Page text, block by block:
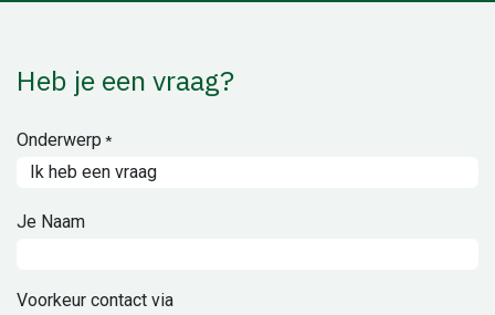
Heb je een vraag?
Onderwerp *
Je Naam
Voorkeur contact via